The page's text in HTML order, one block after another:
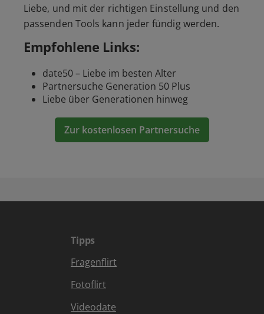
Liebe, und mit der richtigen Einstellung und den
passenden Tools kann jeder fündig werden.
Empfohlene Links:
date50 – Liebe im besten Alter
Partnersuche Generation 50 Plus
Liebe über Generationen hinweg
Zur kostenlosen Partnersuche
Tipps
Fragenflirt
Fotoflirt
Videodate